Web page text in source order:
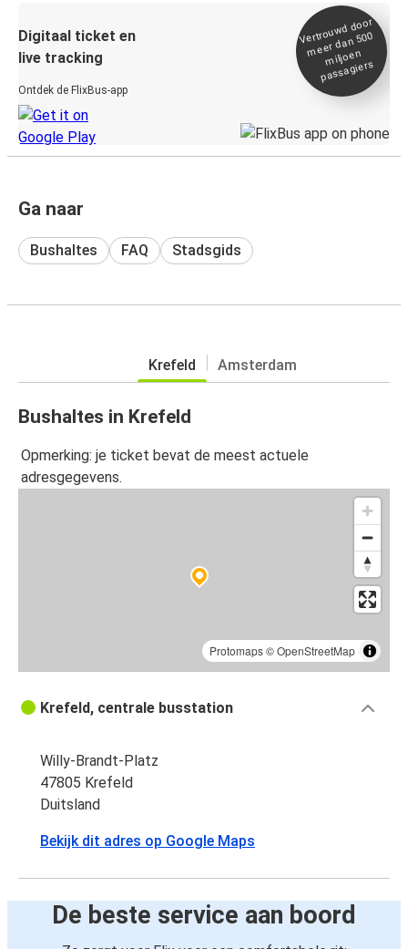
Digitaal ticket en
live tracking
Ontdek de FlixBus-app
Vertrou
wd door
meer dan 500
miljoen
passagiers
Ga naar
Bushaltes FAQ Stadsgids
Krefeld Amsterdam
Bushaltes in Krefeld
Opmerking: je ticket bevat de meest actuele
adresgegevens.
Protomaps©OpenStreetMap
Krefeld, centrale busstation
Willy-Brandt-Platz
47805 Krefeld
Duitsland
Bekijk dit adres op Google Maps
De beste service aan boord